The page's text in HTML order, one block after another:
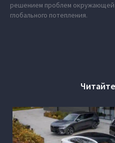
решением проблем окружающей
глобального потепления.